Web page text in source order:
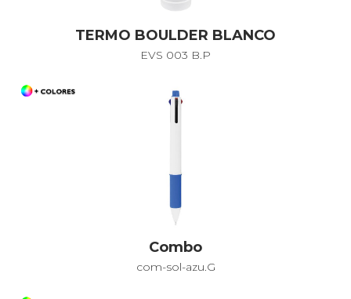
TERMO BOULDER BLANCO
EVS 003 B.P
Combo
com-sol-azu.G